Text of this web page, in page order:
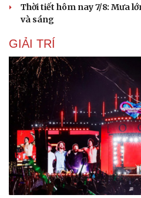
Thời tiết hôm nay 7/8: Mưa
và sáng
GIẢI TRÍ